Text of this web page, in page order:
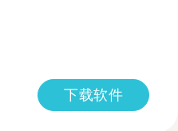
下载软件